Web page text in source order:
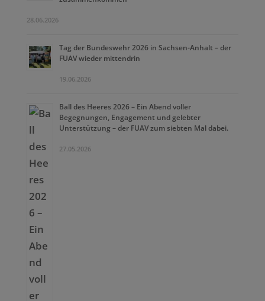
28.06.2026
Tag der Bundeswehr 2026 in Sachsen-Anhalt – der
FUAV wieder mittendrin
19.06.2026
Ball des Heeres 2026 – Ein Abend voller
Begegnungen, Engagement und gelebter
Unterstützung – der FUAV zum siebten Mal dabei.
27.05.2026